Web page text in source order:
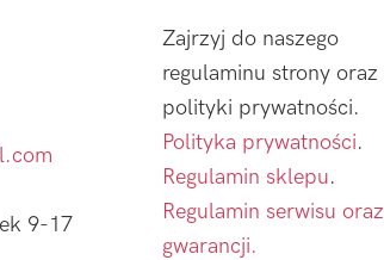
9-17
Zajrzyj do naszego
regulaminu strony oraz
polityki prywatności.
Polityka prywatności.
Regulamin sklepu.
Regulamin serwisu oraz
gwarancji.